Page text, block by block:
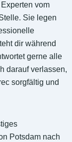
vom
Sie legen
dir während
gerne alle
darauf verlassen,
sorgfältig und
Potsdam nach